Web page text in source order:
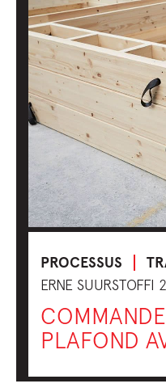
PROCESSUS
ERNE SUURSTOFFI
PLAFOND